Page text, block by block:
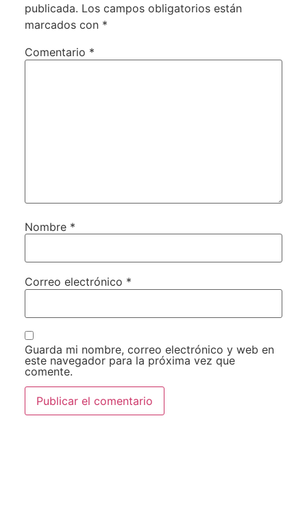
publicada. Los campos obligatorios están
marcados con *
Comentario *
Nombre *
Correo electrónico *
Guarda mi nombre, correo electrónico y web en
este navegador para la próxima vez que
comente.